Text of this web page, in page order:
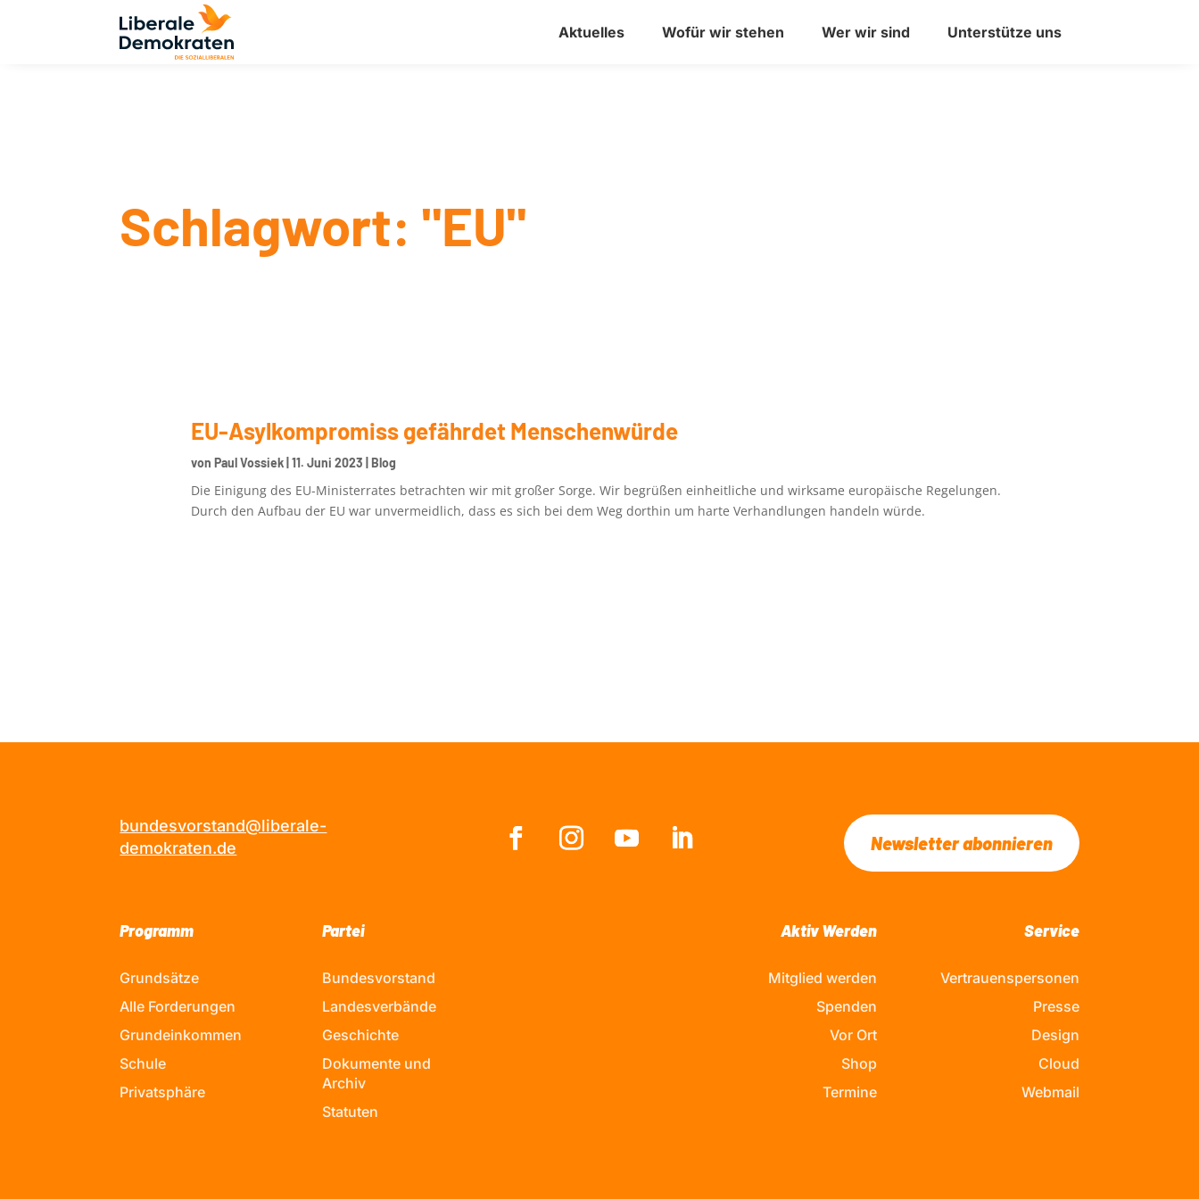
Aktuelles Wofür wir stehen Wer wir sind Unterstütze uns
Schlagwort: "EU"
EU-Asylkompromiss gefährdet Menschenwürde
vonPaul Vossiek |11. Juni 2023 Blog
Die Einigung des EU-Ministerrates betrachten wir mit großer Sorge. Wir begrüßen einheitliche und wirksame europäische Regelungen.
Durch den Aufbau der EU war unvermeidlich, dass es sich bei dem Weg dorthin um harte Verhandlungen handeln würde.
bundesvorstand@liberale-
demokraten.de
Newsletter abonnieren
Programm
Grundsätze
Alle Forderungen
Grundeinkommen
Schule
Privatsphäre
Partei
Bundesvorstand
Landesverbände
Geschichte
Dokumente und
Archiv
Statuten
Aktiv Werden
Mitglied werden
Spenden
Vor Ort
Shop
Termine
Service
Vertrauenspersonen
Presse
Design
Cloud
Webmail